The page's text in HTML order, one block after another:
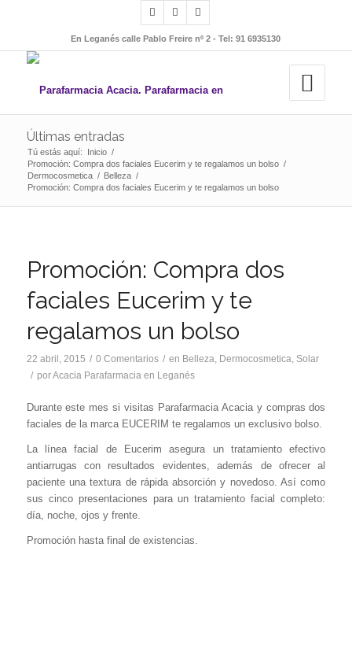
En Leganés calle Pablo Freire nº 2 - Tel: 91 6935130
Últimas entradas
Tú estás aquí: Inicio /
Promoción: Compra dos faciales Eucerim y te regalamos un bolso /
Dermocosmetica / Belleza /
Promoción: Compra dos faciales Eucerim y te regalamos un bolso
Promoción: Compra dos
faciales Eucerim y te
regalamos un bolso
22 abril, 2015 / 0 Comentarios / en Belleza, Dermocosmetica, Solar
/ porAcacia Parafarmacia en Leganés
Durante este mes si visitas Parafarmacia Acacia y compras dos
faciales de la marca EUCERIM te regalamos un exclusivo bolso.
La línea facial de Eucerim asegura un tratamiento efectivo
antiarrugas con resultados evidentes, además de ofrecer al
paciente una textura de rápida absorción y novedoso. Así como
sus cinco presentaciones para un tratamiento facial completo:
día, noche, ojos y frente.
Promoción hasta final de existencias.